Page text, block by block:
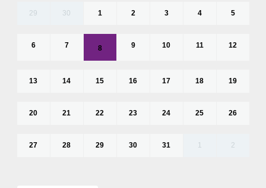
29 30 1 2 3 4 5
6 7 8 9 10 11 12
13 14 15 16 17 18 19
20 21 22 23 24 25 26
27 28 29 30 31 1 2